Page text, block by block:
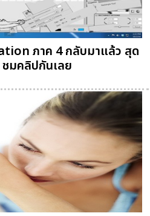
ภาค 4 กลับมาแล้ว สุด
มคลิปกันเลย